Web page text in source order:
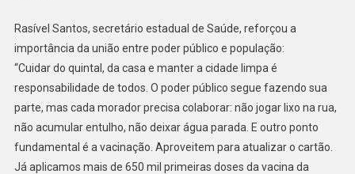
Rasível Santos, secretário estadual de Saúde, reforçou a
importância da união entre poder público e população:
“Cuidar do quintal, da casa e manter a cidade limpa é
responsabilidade de todos. O poder público segue fazendo sua
parte, mas cada morador precisa colaborar: não jogar lixo na rua,
não acumular entulho, não deixar água parada. E outro ponto
fundamental é a vacinação. Aproveitem para atualizar o cartão.
Já aplicamos mais de 650 mil primeiras doses da vacina da